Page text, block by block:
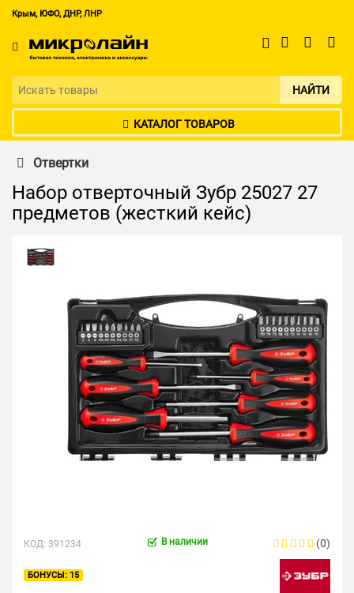
Крым, ЮФО, ДНР, ЛНР
НАЙТИ
КАТАЛОГ ТОВАРОВ
Отвертки
Набор отверточный Зубр 25027 27
предметов (жесткий кейс)
КОД: 391234 В наличии (0)
15